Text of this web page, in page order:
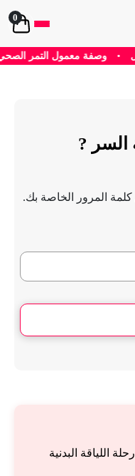
0
وصفة معمول التمر الصحي •
?
كلمة المرور الخاصة بك.
اللياقة البدنية